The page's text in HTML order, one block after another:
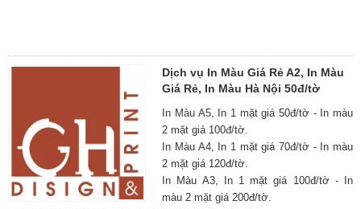
Dịch vụ In Màu Giá Rẻ A2, In Màu
Giá Rẻ, In Màu Hà Nội 50đ/tờ
In Màu A5, In 1 mặt giá 50đ/tờ - In màu
2 mặt giá 100đ/tờ.
In Màu A4, In 1 mặt giá 70đ/tờ - In màu
2 mặt giá 120đ/tờ.
In Màu A3, In 1 mặt giá 100đ/tờ - In
màu 2 mặt giá 200đ/tờ.